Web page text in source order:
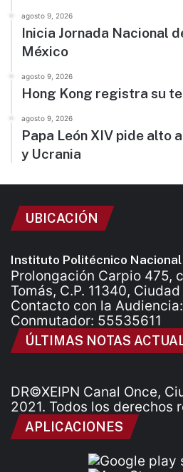
agosto 9, 2026
Inicia Jornada Nacional
México
agosto 9, 2026
Hong Kong registra su
agosto 9, 2026
Papa León XIV pide alto
y Ucrania
UBICACIÓN
Instituto Politécnico Nacional
Prolongación Carpio 475,
Tomás, C.P. 11340,
Contacto con la
Conmutador: 55535611
ÚLTIMAS NOTAS
DR©XEIPN Canal Once,
2021. Todos los derechos
APLICACIONES